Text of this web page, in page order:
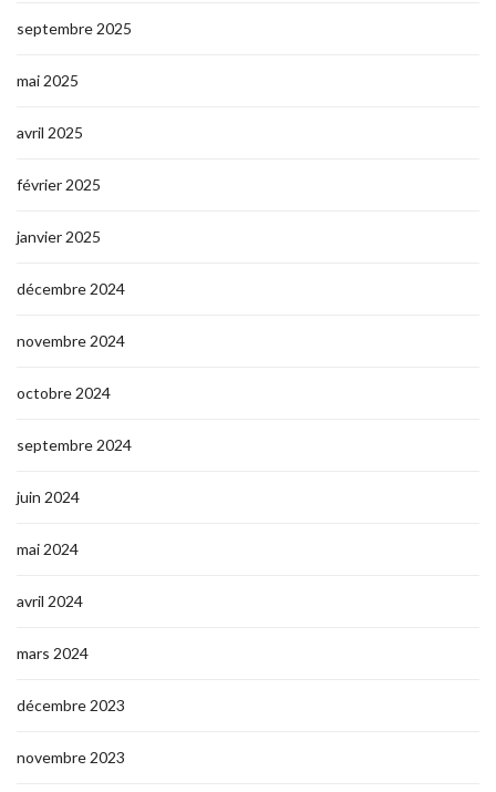
septembre 2025
mai 2025
avril 2025
février 2025
janvier 2025
décembre 2024
novembre 2024
octobre 2024
septembre 2024
juin 2024
mai 2024
avril 2024
mars 2024
décembre 2023
novembre 2023